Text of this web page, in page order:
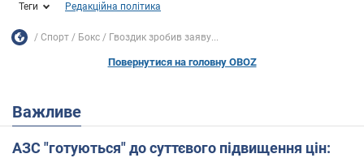
Теги Редакційна політика
Спорт Бокс Гвоздик зробив заяву...
Повернутися на головну OBOZ
Важливе
АЗС "готуються" до суттєвого підвищення цін: